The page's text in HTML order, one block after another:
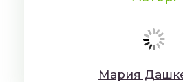
Мaрия